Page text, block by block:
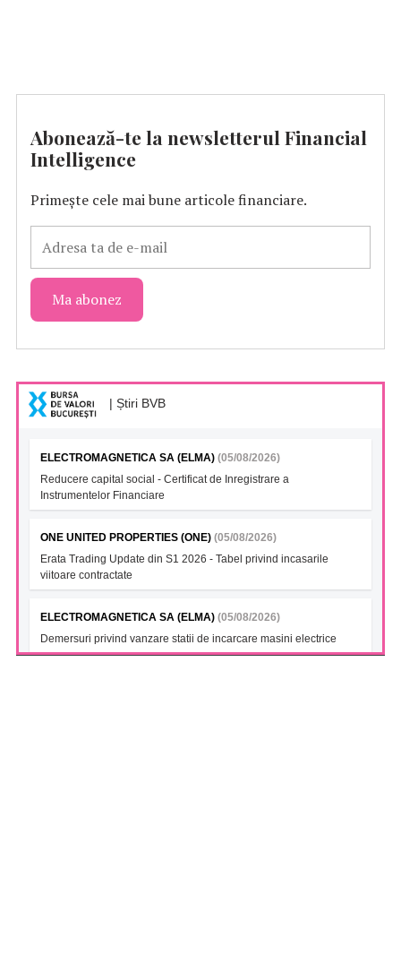
Abonează-te la newsletterul Financial
Intelligence
Primește cele mai bune articole financiare.
| Știri BVB
ELECTROMAGNETICA SA (ELMA) (05/08/2026)
Reducere capital social - Certificat de Inregistrare a
Instrumentelor Financiare
ONE UNITED PROPERTIES (ONE) (05/08/2026)
Erata Trading Update din S1 2026 - Tabel privind incasarile
viitoare contractate
ELECTROMAGNETICA SA (ELMA) (05/08/2026)
Demersuri privind vanzare statii de incarcare masini electrice